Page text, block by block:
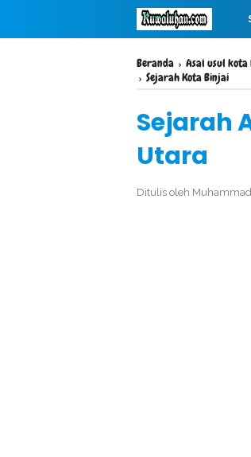
MAHABARATA
Beranda › Asal usul
› Sejarah Kota Binjai
Sejarah
Utara
Ditulis oleh